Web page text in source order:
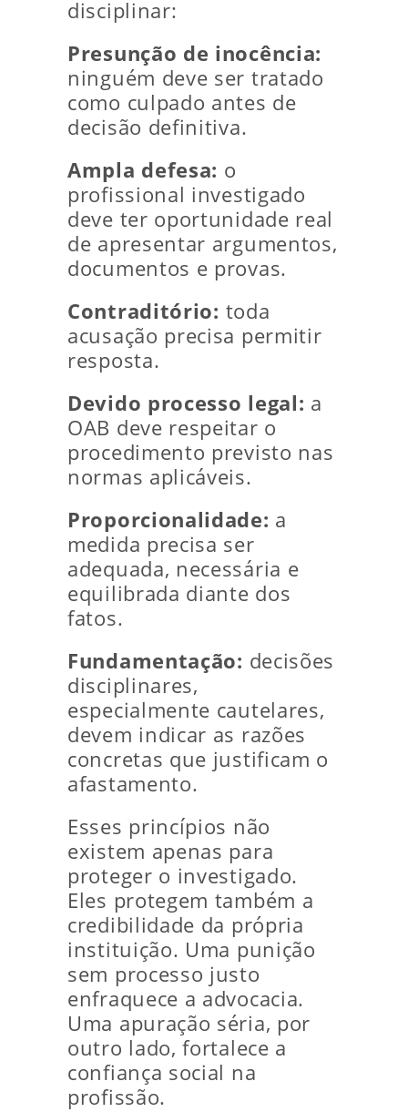
disciplinar:
Presunção de inocência:
ninguém deve ser tratado
como culpado antes de
decisão definitiva.
Ampla defesa: o
profissional investigado
deve ter oportunidade real
de apresentar argumentos,
documentos e provas.
Contraditório: toda
acusação precisa permitir
resposta.
Devido processo legal: a
OAB deve respeitar o
procedimento previsto nas
normas aplicáveis.
Proporcionalidade: a
medida precisa ser
adequada, necessária e
equilibrada diante dos
fatos.
Fundamentação: decisões
disciplinares,
especialmente cautelares,
devem indicar as razões
concretas que justificam o
afastamento.
Esses princípios não
existem apenas para
proteger o investigado.
Eles protegem também a
credibilidade da própria
instituição. Uma punição
sem processo justo
enfraquece a advocacia.
Uma apuração séria, por
outro lado, fortalece a
confiança social na
profissão.